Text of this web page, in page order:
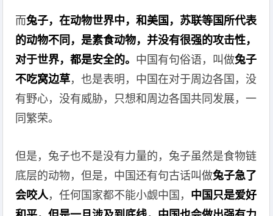
而兔子，在动物世界中，和美国，苏联等国所代表
的动物不同，是素食动物，并没有很强的攻击性，
对于世界，都是安全的。 中国有句俗语，叫做兔子
不吃窝边草，也是表明，中国在对于周边各国，没
有野心，没有威胁，只想和周边各国共同发展，一
同繁荣。
但是，兔子也不是没有力量的，兔子虽然是食物链
底层的动物，但是，中国还有句古话叫做兔子急了
会咬人，任何国家都不能小觑中国， 中国只是爱好